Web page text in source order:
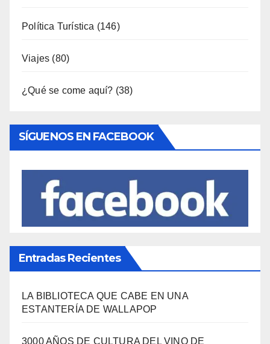
Política Turística (146)
Viajes (80)
¿Qué se come aquí? (38)
SÍGUENOS EN FACEBOOK
Entradas Recientes
LA BIBLIOTECA QUE CABE EN UNA
ESTANTERÍA DE WALLAPOP
3000 AÑOS DE CULTURA DEL VINO DE